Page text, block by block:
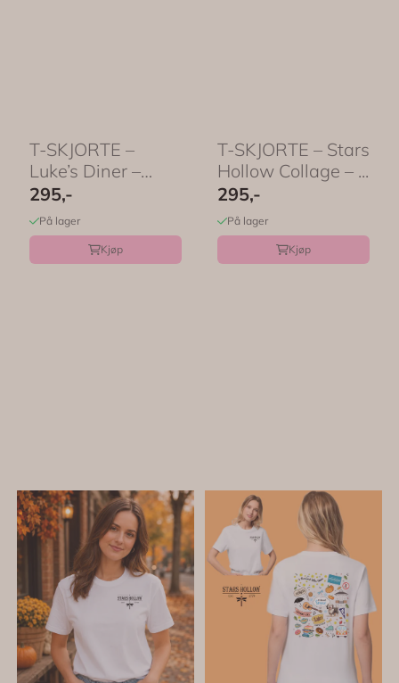
T-SKJORTE –
Luke’s Diner –
Festligetrykk
295,-
På lager
Kjøp
T-SKJORTE – Stars
Hollow Collage – ...
295,-
På lager
Kjøp